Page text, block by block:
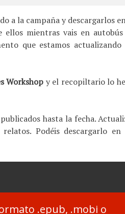
a la campaña y descargarlos
mientras vais en
que estamos
Workshop y el recopiltario lo
hasta la fecha.
Podéis descargarlo
.epub, .mobi o